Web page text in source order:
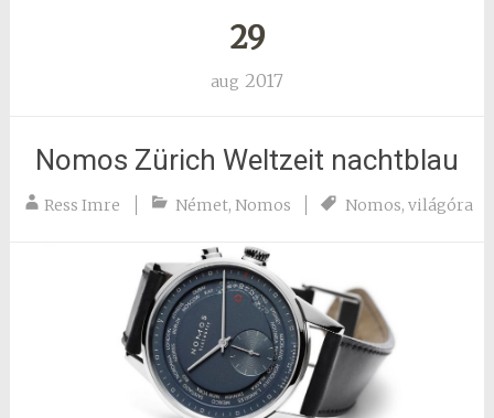
29
aug 2017
Nomos Zürich Weltzeit nachtblau
Ress Imre Német, Nomos Nomos,világóra